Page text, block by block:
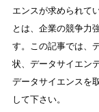
エンスが求められて
とは、企業の競争力
す。この記事では、
状、データサイエン
データサイエンスを
して下さい。